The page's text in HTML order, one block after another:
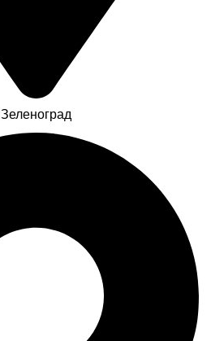
Зеленоград